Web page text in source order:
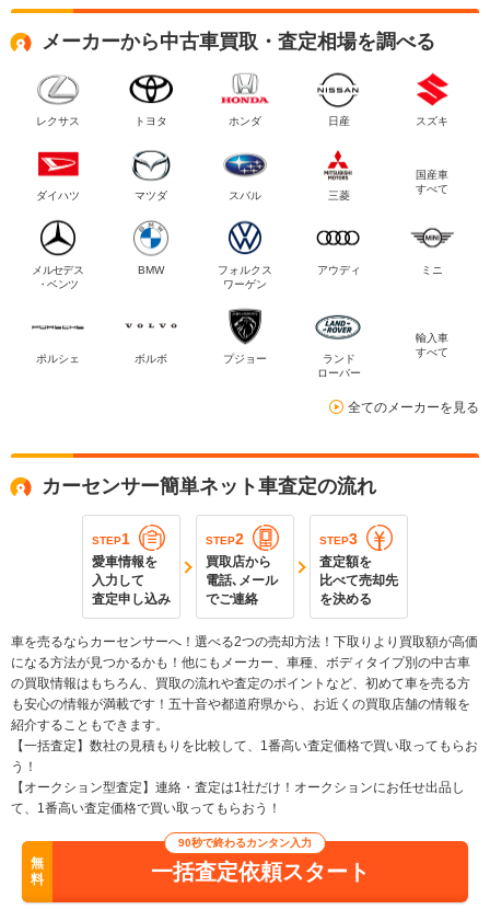
メーカーから中古車買取・査定相場を調べる
レクサス トヨタ ホンダ 日産 スズキ
ダイハツ マツダ スバル 三菱
国産車
すべて
メルセデス
・ベンツ
BMW
フォルクス
ワーゲン
アウディ ミニ
ポルシェ ボルボ プジョー
ランド
ローバー
輸入車
すべて
全てのメーカーを見る
カーセンサー簡単ネット車査定の流れ
STEP1
愛車情報を
入力して
査定申し込み
STEP2
買取店から
電話､メール
でご連絡
STEP3
査定額を
比べて売却先
を決める
車を売るならカーセンサーへ！選べる2つの売却方法！下取りより買取額が高価
になる方法が見つかるかも！他にもメーカー、車種、ボディタイプ別の中古車
の買取情報はもちろん、買取の流れや査定のポイントなど、初めて車を売る方
も安心の情報が満載です！五十音や都道府県から、お近くの買取店舗の情報を
紹介することもできます。
【一括査定】数社の見積もりを比較して、1番高い査定価格で買い取ってもらお
う！
【オークション型査定】連絡・査定は1社だけ！オークションにお任せ出品し
て、1番高い査定価格で買い取ってもらおう！
無
料
90秒で終わるカンタン入力
一括査定依頼スタート